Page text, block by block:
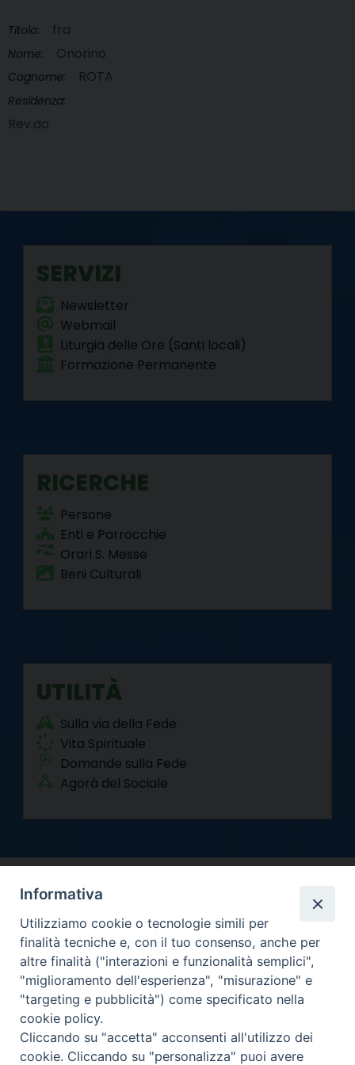
Titolo: fra
Nome: Onorino
Cognome: ROTA
Residenza:
Rev.do
SERVIZI
Newsletter
Webmail
Liturgia delle Ore (Santi locali)
Formazione Permanente
RICERCHE
Persone
Enti e Parrocchie
Orari S. Messe
Beni Culturali
UTILITÀ
Sulla via della Fede
Vita Spirituale
Domande sulla Fede
Agorà del Sociale
Arcidiocesi di Torino
Curia metropolitana
Via dell'Arcivescovado 12 - 10121 Torino
Centralino tel. 011.51.56.300
Copyright 2000-2026 -Informativa privacy
Informativa
Utilizziamo cookie o tecnologie simili per
finalità tecniche e, con il tuo consenso, anche per
altre finalità ("interazioni e funzionalità semplici",
"miglioramento dell'esperienza", "misurazione" e
"targeting e pubblicità") come specificato nella
cookie policy.
Cliccando su "accetta" acconsenti all'utilizzo dei
cookie. Cliccando su "personalizza" puoi avere